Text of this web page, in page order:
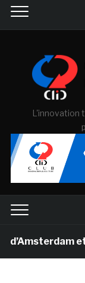
L'innovation
et